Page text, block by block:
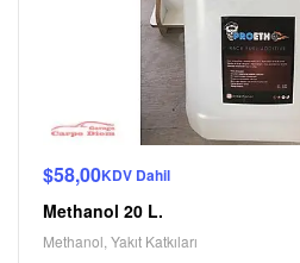
$58,00KDV Dahil
Methanol 20 L.
Methanol Yakıt Katkıları